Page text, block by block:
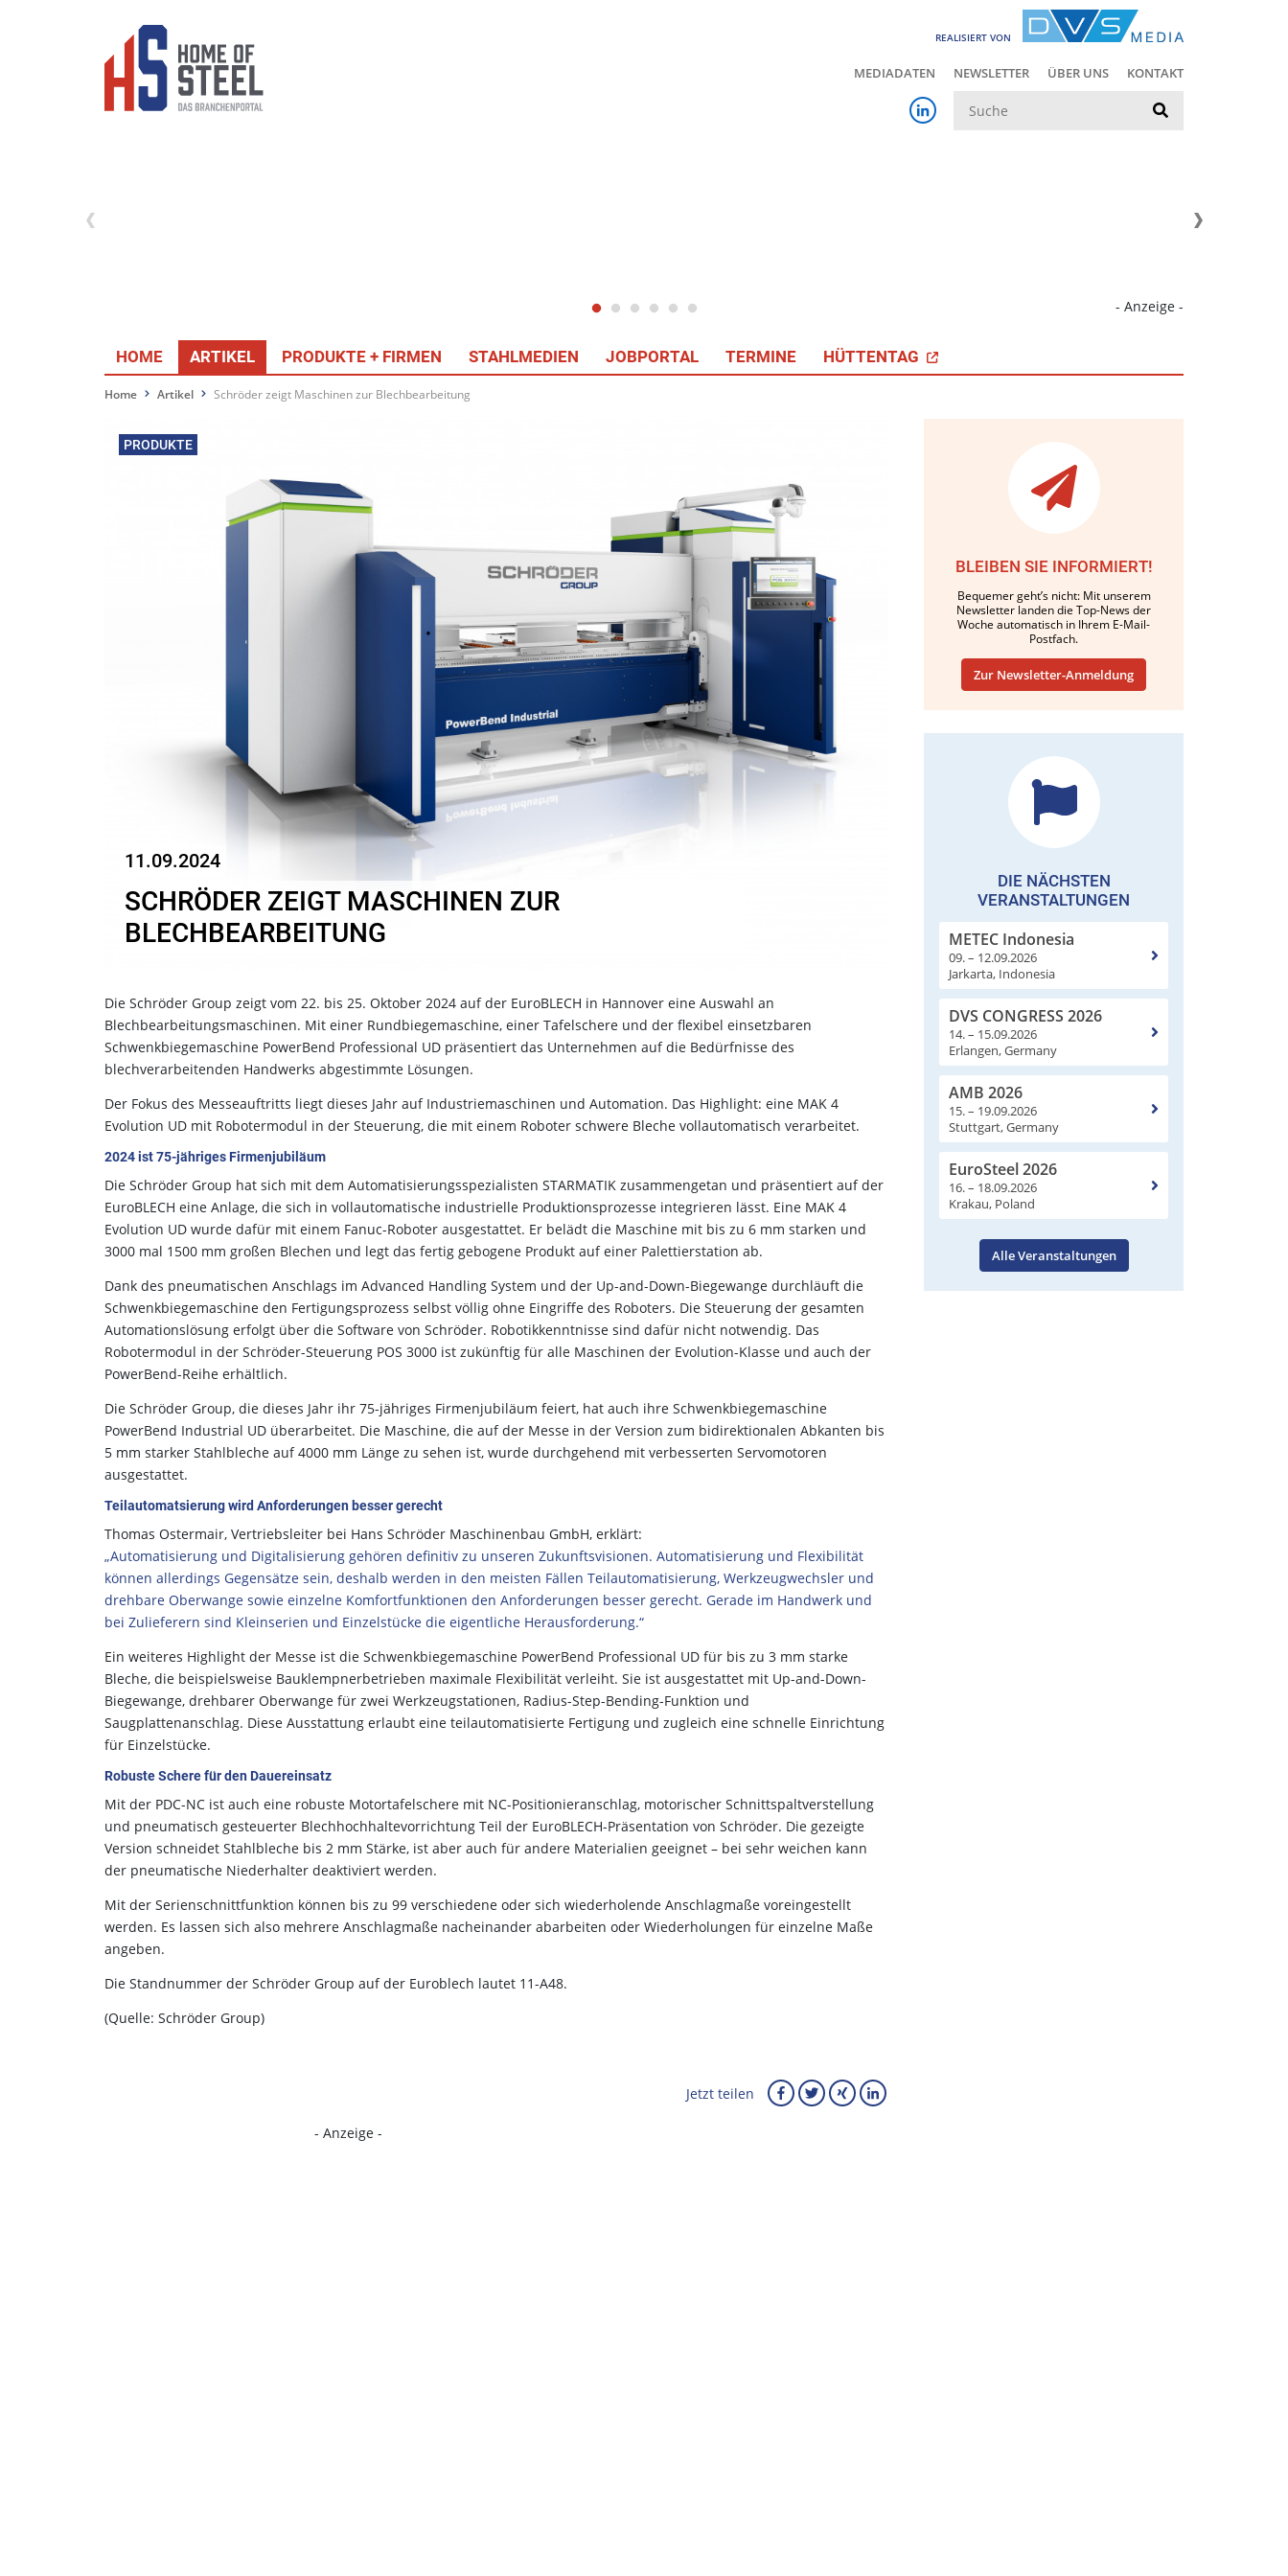
REALISIERT VON
MEDIADATEN NEWSLETTER ÜBER UNS KONTAKT
- Anzeige -
HOME ARTIKEL PRODUKTE + FIRMEN STAHLMEDIEN JOBPORTAL TERMINE HÜTTENTAG
Home Artikel Schröder zeigt Maschinen zur Blechbearbeitung
PRODUKTE
11.09.2024
SCHRÖDER ZEIGT MASCHINEN ZUR
BLECHBEARBEITUNG
Die Schröder Group zeigt vom 22. bis 25. Oktober 2024 auf der EuroBLECH in Hannover eine Auswahl an
Blechbearbeitungsmaschinen. Mit einer Rundbiegemaschine, einer Tafelschere und der flexibel einsetzbaren
Schwenkbiegemaschine PowerBend Professional UD präsentiert das Unternehmen auf die Bedürfnisse des
blechverarbeitenden Handwerks abgestimmte Lösungen.
Der Fokus des Messeauftritts liegt dieses Jahr auf Industriemaschinen und Automation. Das Highlight: eine MAK 4
Evolution UD mit Robotermodul in der Steuerung, die mit einem Roboter schwere Bleche vollautomatisch verarbeitet.
2024 ist 75-jähriges Firmenjubiläum
Die Schröder Group hat sich mit dem Automatisierungsspezialisten STARMATIK zusammengetan und präsentiert auf der
EuroBLECH eine Anlage, die sich in vollautomatische industrielle Produktionsprozesse integrieren lässt. Eine MAK 4
Evolution UD wurde dafür mit einem Fanuc-Roboter ausgestattet. Er belädt die Maschine mit bis zu 6 mm starken und
3000 mal 1500 mm großen Blechen und legt das fertig gebogene Produkt auf einer Palettierstation ab.
Dank des pneumatischen Anschlags im Advanced Handling System und der Up-and-Down-Biegewange durchläuft die
Schwenkbiegemaschine den Fertigungsprozess selbst völlig ohne Eingriffe des Roboters. Die Steuerung der gesamten
Automationslösung erfolgt über die Software von Schröder. Robotikkenntnisse sind dafür nicht notwendig. Das
Robotermodul in der Schröder-Steuerung POS 3000 ist zukünftig für alle Maschinen der Evolution-Klasse und auch der
PowerBend-Reihe erhältlich.
Die Schröder Group, die dieses Jahr ihr 75-jähriges Firmenjubiläum feiert, hat auch ihre Schwenkbiegemaschine
PowerBend Industrial UD überarbeitet. Die Maschine, die auf der Messe in der Version zum bidirektionalen Abkanten bis
5 mm starker Stahlbleche auf 4000 mm Länge zu sehen ist, wurde durchgehend mit verbesserten Servomotoren
ausgestattet.
Teilautomatsierung wird Anforderungen besser gerecht
Thomas Ostermair, Vertriebsleiter bei Hans Schröder Maschinenbau GmbH, erklärt:
„Automatisierung und Digitalisierung gehören definitiv zu unseren Zukunftsvisionen. Automatisierung und Flexibilität
können allerdings Gegensätze sein, deshalb werden in den meisten Fällen Teilautomatisierung, Werkzeugwechsler und
drehbare Oberwange sowie einzelne Komfortfunktionen den Anforderungen besser gerecht. Gerade im Handwerk und
bei Zulieferern sind Kleinserien und Einzelstücke die eigentliche Herausforderung.“
Ein weiteres Highlight der Messe ist die Schwenkbiegemaschine PowerBend Professional UD für bis zu 3 mm starke
Bleche, die beispielsweise Bauklempnerbetrieben maximale Flexibilität verleiht. Sie ist ausgestattet mit Up-and-Down-
Biegewange, drehbarer Oberwange für zwei Werkzeugstationen, Radius-Step-Bending-Funktion und
Saugplattenanschlag. Diese Ausstattung erlaubt eine teilautomatisierte Fertigung und zugleich eine schnelle Einrichtung
für Einzelstücke.
Robuste Schere für den Dauereinsatz
Mit der PDC-NC ist auch eine robuste Motortafelschere mit NC-Positionieranschlag, motorischer Schnittspaltverstellung
und pneumatisch gesteuerter Blechhochhaltevorrichtung Teil der EuroBLECH-Präsentation von Schröder. Die gezeigte
Version schneidet Stahlbleche bis 2 mm Stärke, ist aber auch für andere Materialien geeignet – bei sehr weichen kann
der pneumatische Niederhalter deaktiviert werden.
Mit der Serienschnittfunktion können bis zu 99 verschiedene oder sich wiederholende Anschlagmaße voreingestellt
werden. Es lassen sich also mehrere Anschlagmaße nacheinander abarbeiten oder Wiederholungen für einzelne Maße
angeben.
Die Standnummer der Schröder Group auf der Euroblech lautet 11-A48.
(Quelle: Schröder Group)
Jetzt teilen
BLEIBEN SIE INFORMIERT!
Bequemer geht’s nicht: Mit unserem
Newsletter landen die Top-News der
Woche automatisch in Ihrem E-Mail-
Postfach.
Zur Newsletter-Anmeldung
DIE NÄCHSTEN
VERANSTALTUNGEN
METEC Indonesia
09. – 12.09.2026
Jarkarta, Indonesia
DVS CONGRESS 2026
14. – 15.09.2026
Erlangen, Germany
AMB 2026
15. – 19.09.2026
Stuttgart, Germany
EuroSteel 2026
16. – 18.09.2026
Krakau, Poland
Alle Veranstaltungen
- Anzeige -